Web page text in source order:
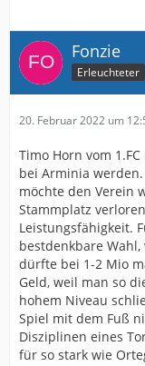
Fonzie
Erleuchteter
20. Februar 2022 um
Timo Horn vom
bei Arminia
möchte den Verein
Stammplatz
Leistungsfähigkeit.
bestdenkbare
dürfte bei 1-2 Mio
Geld, weil man so
hohem Niveau
Spiel mit dem Fuß
Disziplinen eines
für so stark wie